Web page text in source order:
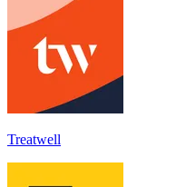
Treatwell